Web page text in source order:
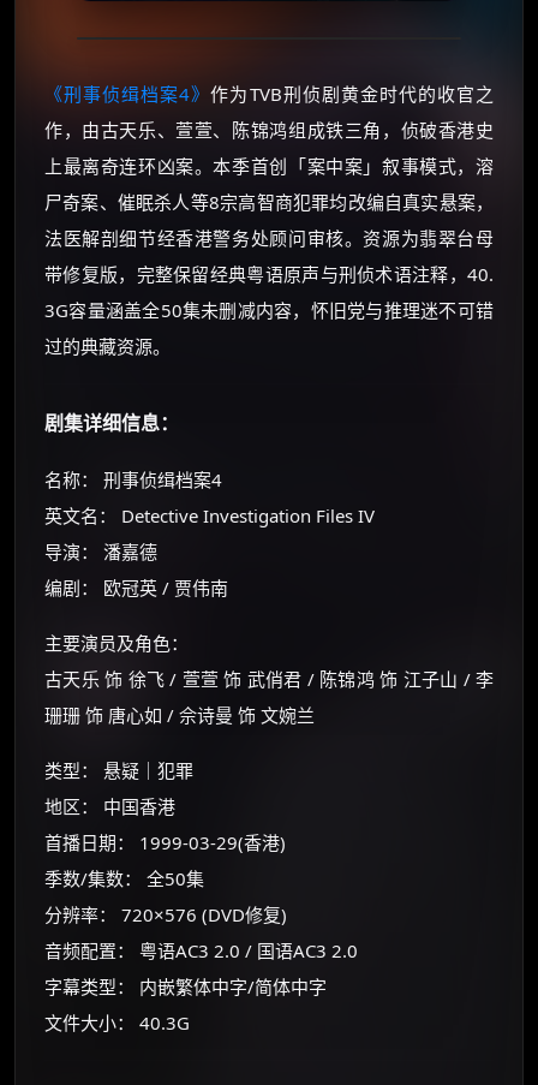
《刑事侦缉档案4》作为TVB刑侦剧黄金时代的收官之
作，由古天乐、萱萱、陈锦鸿组成铁三角，侦破香港史
上最离奇连环凶案。本季首创「案中案」叙事模式，溶
尸奇案、催眠杀人等8宗高智商犯罪均改编自真实悬案，
法医解剖细节经香港警务处顾问审核。资源为翡翠台母
带修复版，完整保留经典粤语原声与刑侦术语注释，40.
3G容量涵盖全50集未删减内容，怀旧党与推理迷不可错
过的典藏资源。
剧集详细信息：
名称： 刑事侦缉档案4
英文名： Detective Investigation Files IV
导演： 潘嘉德
编剧： 欧冠英 / 贾伟南
主要演员及角色：
古天乐 饰 徐飞 / 萱萱 饰 武俏君 / 陈锦鸿 饰 江子山 / 李
珊珊 饰 唐心如 / 佘诗曼 饰 文婉兰
类型： 悬疑｜犯罪
地区： 中国香港
首播日期： 1999-03-29(香港)
季数/集数： 全50集
分辨率： 720×576 (DVD修复)
音频配置： 粤语AC3 2.0 / 国语AC3 2.0
字幕类型： 内嵌繁体中字/简体中字
文件大小： 40.3G
🧧 福利领取站
☕